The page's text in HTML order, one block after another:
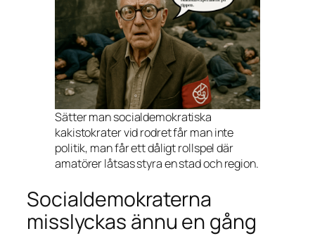
Sätter man socialdemokratiska
kakistokrater vid rodret får man inte
politik, man får ett dåligt rollspel där
amatörer låtsas styra en stad och region.
Socialdemokraterna
misslyckas ännu en gång